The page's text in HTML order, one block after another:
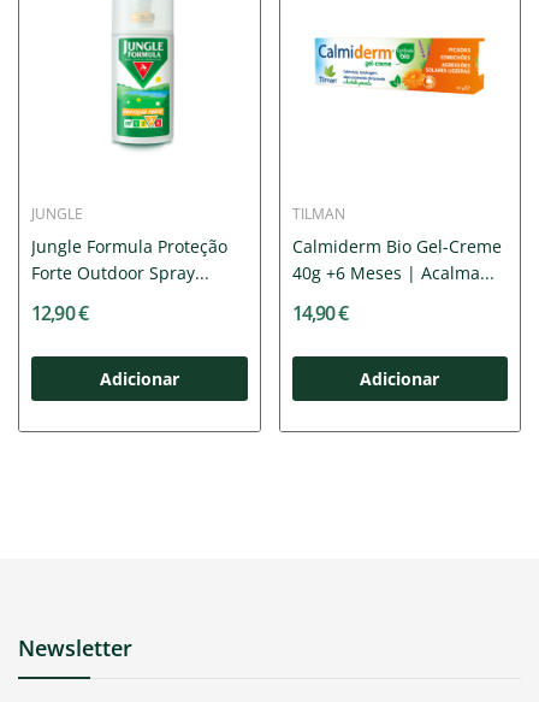
JUNGLE
Jungle Formula Proteção
Forte Outdoor Spray...
12,90 €
Adicionar
TILMAN
Calmiderm Bio Gel-Creme
40g +6 Meses | Acalma...
14,90 €
Adicionar
Newsletter